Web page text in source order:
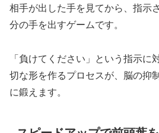
相手が出した手を見てから、指示
分の手を出すゲームです。
「負けてください」という指示に
切な形を作るプロセスが、脳の抑
に鍛えます。